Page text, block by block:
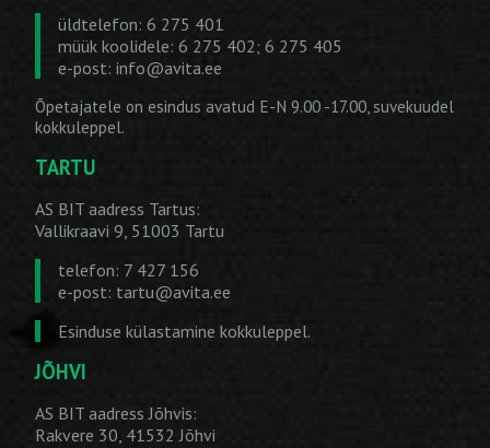
üldtelefon: 6 275 401
müük koolidele: 6 275 402; 6 275 405
e-post: info@avita.ee
Õpetajatele on esindus avatud E-N 9.00 -17.00, suvekuudel
kokkuleppel.
TARTU
AS BIT aadress Tartus:
Vallikraavi 9, 51003 Tartu
telefon: 7 427 156
e-post: tartu@avita.ee
Esinduse külastamine kokkuleppel.
JÕHVI
AS BIT aadress Jõhvis:
Rakvere 30, 41532 Jõhvi